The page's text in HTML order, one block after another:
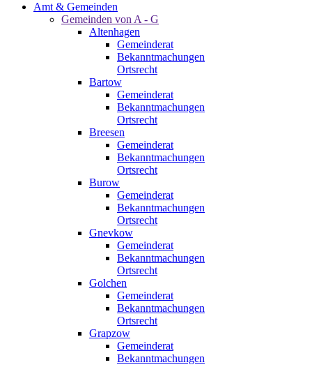
Amt & Gemeinden
Gemeinden von A - G
Altenhagen
Gemeinderat
Bekanntmachungen
Ortsrecht
Bartow
Gemeinderat
Bekanntmachungen
Ortsrecht
Breesen
Gemeinderat
Bekanntmachungen
Ortsrecht
Burow
Gemeinderat
Bekanntmachungen
Ortsrecht
Gnevkow
Gemeinderat
Bekanntmachungen
Ortsrecht
Golchen
Gemeinderat
Bekanntmachungen
Ortsrecht
Grapzow
Gemeinderat
Bekanntmachungen